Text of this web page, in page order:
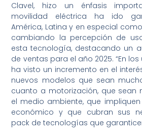
Clavel, hizo un énfasis
movilidad eléctrica ha ido
América, Latina y en especial
cambiando la percepción de
esta tecnología, destacando un
de ventas para el año 2025. “En
ha visto un incremento en el
nuevos modelos que sean
cuanto a motorización, que sean
el medio ambiente, que
económico y que cubran sus
pack de tecnologías que